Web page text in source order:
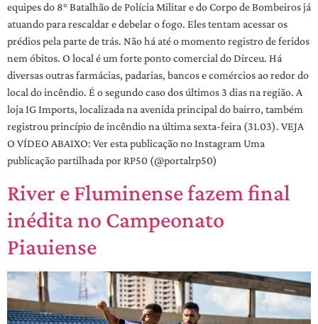
equipes do 8° Batalhão de Polícia Militar e do Corpo de Bombeiros já
atuando para rescaldar e debelar o fogo. Eles tentam acessar os
prédios pela parte de trás. Não há até o momento registro de feridos
nem óbitos. O local é um forte ponto comercial do Dirceu. Há
diversas outras farmácias, padarias, bancos e comércios ao redor do
local do incêndio. É o segundo caso dos últimos 3 dias na região. A
loja IG Imports, localizada na avenida principal do bairro, também
registrou princípio de incêndio na última sexta-feira (31.03). VEJA
O VÍDEO ABAIXO: Ver esta publicação no Instagram Uma
publicação partilhada por RP50 (@portalrp50)
River e Fluminense fazem final
inédita no Campeonato
Piauiense